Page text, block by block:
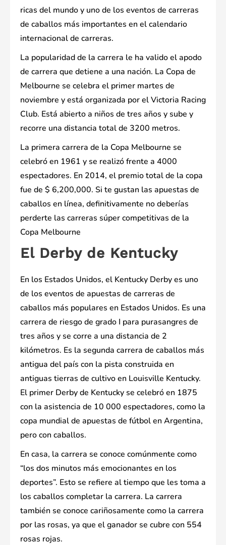
ricas del mundo y uno de los eventos de carreras
de caballos más importantes en el calendario
internacional de carreras.
La popularidad de la carrera le ha valido el apodo
de carrera que detiene a una nación. La Copa de
Melbourne se celebra el primer martes de
noviembre y está organizada por el Victoria Racing
Club. Está abierto a niños de tres años y sube y
recorre una distancia total de 3200 metros.
La primera carrera de la Copa Melbourne se
celebró en 1961 y se realizó frente a 4000
espectadores. En 2014, el premio total de la copa
fue de $ 6,200,000. Si te gustan las apuestas de
caballos en línea, definitivamente no deberías
perderte las carreras súper competitivas de la
Copa Melbourne
El Derby de Kentucky
En los Estados Unidos, el Kentucky Derby es uno
de los eventos de apuestas de carreras de
caballos más populares en Estados Unidos. Es una
carrera de riesgo de grado I para purasangres de
tres años y se corre a una distancia de 2
kilómetros. Es la segunda carrera de caballos más
antigua del país con la pista construida en
antiguas tierras de cultivo en Louisville Kentucky.
El primer Derby de Kentucky se celebró en 1875
con la asistencia de 10 000 espectadores, como la
copa mundial de apuestas de fútbol en Argentina,
pero con caballos.
En casa, la carrera se conoce comúnmente como
“los dos minutos más emocionantes en los
deportes”. Esto se refiere al tiempo que les toma a
los caballos completar la carrera. La carrera
también se conoce cariñosamente como la carrera
por las rosas, ya que el ganador se cubre con 554
rosas rojas.